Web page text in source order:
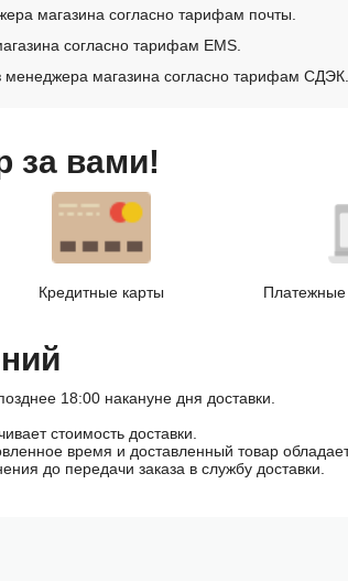
магазина согласно тарифам почты.
согласно тарифам EMS.
менеджера магазина согласно тарифам СДЭК.
за вами!
Кредитные карты Платежные
18:00 накануне дня доставки.
стоимость доставки.
время и доставленный товар
до передачи заказа в службу доставки.